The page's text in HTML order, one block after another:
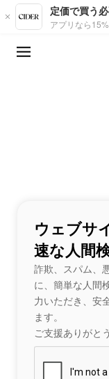
Skip to main content
定価で買う
アプリなら
ウェブサ
速な人間
詐欺、スパム、
に、簡単な人間
力いただき、安
ます。
ご支援ありがと